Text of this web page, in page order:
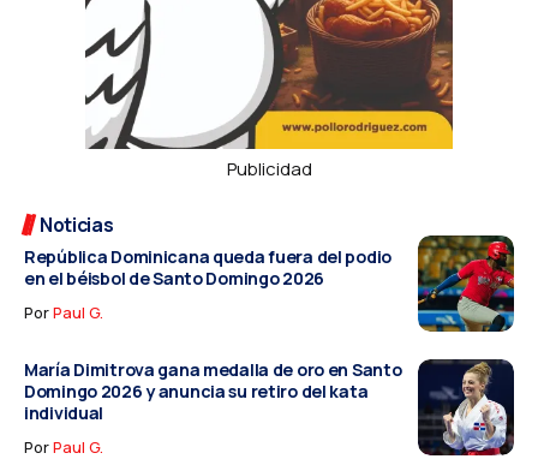
Publicidad
Noticias
República Dominicana queda fuera del podio
en el béisbol de Santo Domingo 2026
PorPaul G.
María Dimitrova gana medalla de oro en Santo
Domingo 2026 y anuncia su retiro del kata
individual
PorPaul G.